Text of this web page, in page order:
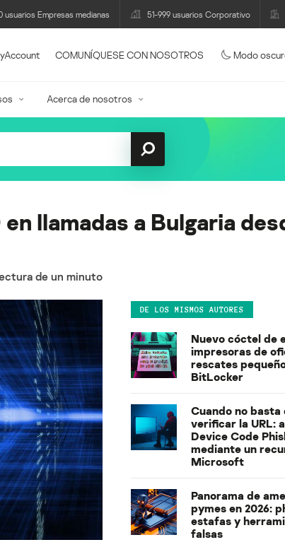
usuarios Empresas medianas 51-999 usuarios Corporativo
COMUNÍQUESE CON NOSOTROS Modo
Acerca de nosotros
llamadas a Bulgaria
de un minuto
DE LOS MISMOS AUTORES
Nuevo cóctel de
impresoras de
rescates
BitLocker
Cuando no basta
verificar la URL:
Device Code
mediante un
Microsoft
Panorama de
pymes en 2026:
estafas y
falsas